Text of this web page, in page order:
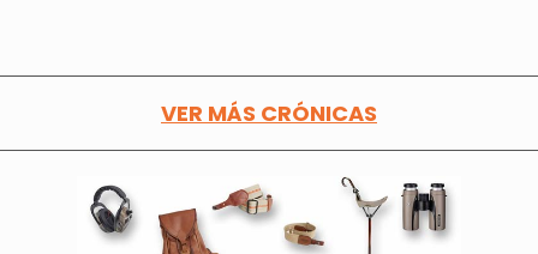
VER MÁS CRÓNICAS